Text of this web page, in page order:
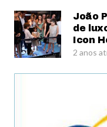
João
de
Icon
2 anos